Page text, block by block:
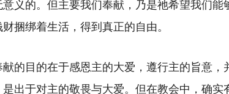
义的。但主要我们奉献，乃是祂希望我们能
捆绑着生活，得到真正的自由。
的目的在于感恩主的大爱，遵行主的旨意
出于对主的敬畏与大爱。但在教会中，确实